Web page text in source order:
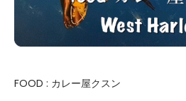
FOOD : カレー屋クスン